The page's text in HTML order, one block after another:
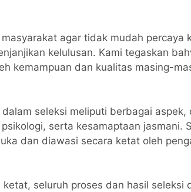
agar tidak mudah percaya
kelulusan. Kami tegaskan
kemampuan dan kualitas masing-
seleksi meliputi berbagai aspek,
serta kesamaptaan jasmani.
dan diawasi secara ketat oleh
seluruh proses dan hasil seleksi